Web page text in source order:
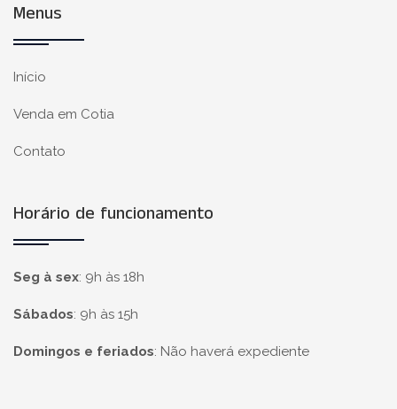
Menus
Início
Venda em Cotia
Contato
Horário de funcionamento
Seg à sex: 9h às 18h
Sábados: 9h às 15h
Domingos e feriados: Não haverá expediente